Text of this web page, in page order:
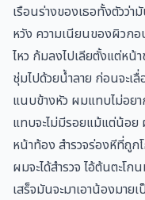
เรือนร่างของเธอทั้งตัวว่
หวัง ความเนียนของผิวกอ
ไหว ก้มลงไปเลียตั้งแต่หน้
ชุ่มไปด้วยน้ำลาย ก่อนจะ
แนบข้างหัว ผมแทบไม่อยา
แทบจะไม่มีรอยแม้แต่น้อย
หน้าท้อง สำรวจร่องหีที่ถูก
ผมจะได้สำรวจ ไอ้ต้นตะโ
เสร็จมันจะมาเอาน้องมาย